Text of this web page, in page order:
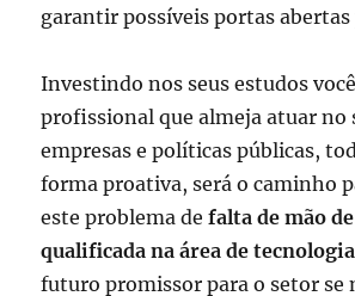
garantir possíveis portas abertas
Investindo nos seus estudos
profissional que almeja atuar no
empresas e políticas públicas,
forma proativa, será o caminho
este problema defalta de mão
qualificada na área de
futuro promissor para o setor se